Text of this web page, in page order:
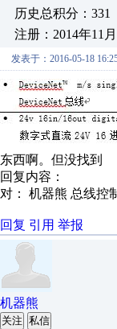
历史总积分：331
注册：2014年11月
发表于：2016-05-18
东西啊。但没找到
回复内容：
对： 机器熊 总线控
回复 引用 举报
机器熊
关注 私信